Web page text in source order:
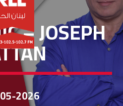
– JOSEPH
2026